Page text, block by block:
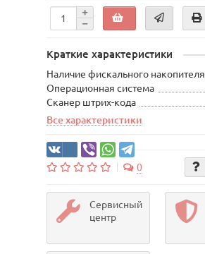
Краткие характеристики
Наличие фискального накопителя
Операционная система
Сканер штрих-кода
Все характеристики
0
Сервисный
центр